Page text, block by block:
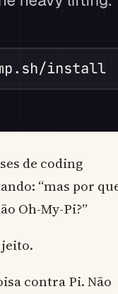
de coding
“mas por
Oh-My-Pi?”
jeito.
contra Pi. Não